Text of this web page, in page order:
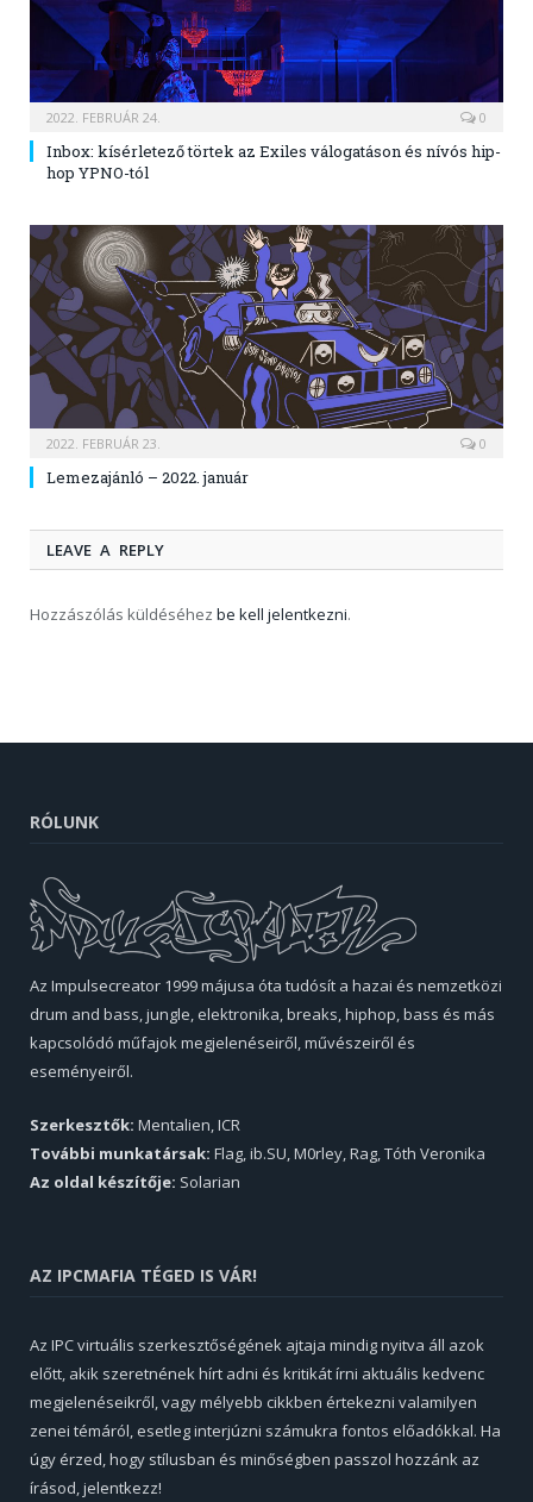
2022. FEBRUÁR 24. 0
Inbox: kísérletező törtek az Exiles válogatáson és nívós hip-
hop YPNO-tól
2022. FEBRUÁR 23. 0
Lemezajánló – 2022. január
LEAVE A REPLY
Hozzászólás küldéséhez be kell jelentkezni.
RÓLUNK
Az Impulsecreator 1999 májusa óta tudósít a hazai és nemzetközi
drum and bass, jungle, elektronika, breaks, hiphop, bass és más
kapcsolódó műfajok megjelenéseiről, művészeiről és
eseményeiről.
Szerkesztők: Mentalien, ICR
További munkatársak: Flag, ib.SU, M0rley, Rag, Tóth Veronika
Az oldal készítője: Solarian
AZ IPCMAFIA TÉGED IS VÁR!
Az IPC virtuális szerkesztőségének ajtaja mindig nyitva áll azok
előtt, akik szeretnének hírt adni és kritikát írni aktuális kedvenc
megjelenéseikről, vagy mélyebb cikkben értekezni valamilyen
zenei témáról, esetleg interjúzni számukra fontos előadókkal. Ha
úgy érzed, hogy stílusban és minőségben passzol hozzánk az
írásod, jelentkezz!